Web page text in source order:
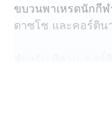
ขบวนพาเหรดนักกี
ดาซโซ และคอร์ติน
ที่เป็นเจ้าภาพจัดก